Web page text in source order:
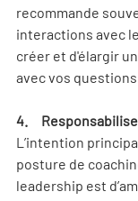
recommande
interactions avec
créer et d'élargir
avec vos
4.
L’intention
posture de
leadership est